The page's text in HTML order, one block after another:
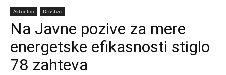
Aktuelno Društvo
Na Javne pozive za mere
energetske efikasnosti stiglo
78 zahteva